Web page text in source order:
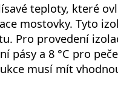
teploty, které
mostovky. Tyto
Pro provedení
pásy a 8 °C pro
musí mít